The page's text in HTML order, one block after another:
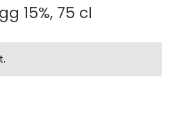
15%, 75 cl